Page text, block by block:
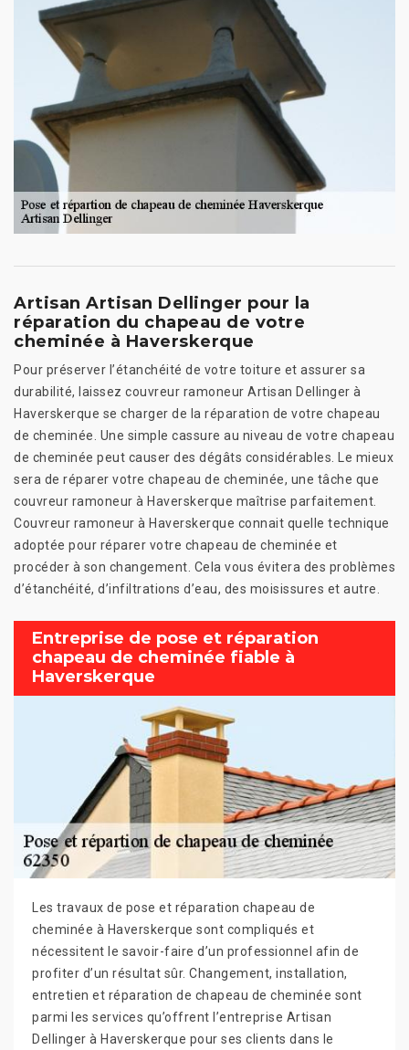
Artisan Artisan Dellinger pour la
réparation du chapeau de votre
cheminée à Haverskerque
Pour préserver l’étanchéité de votre toiture et assurer sa
durabilité, laissez couvreur ramoneur Artisan Dellinger à
Haverskerque se charger de la réparation de votre chapeau
de cheminée. Une simple cassure au niveau de votre chapeau
de cheminée peut causer des dégâts considérables. Le mieux
sera de réparer votre chapeau de cheminée, une tâche que
couvreur ramoneur à Haverskerque maîtrise parfaitement.
Couvreur ramoneur à Haverskerque connait quelle technique
adoptée pour réparer votre chapeau de cheminée et
procéder à son changement. Cela vous évitera des problèmes
d’étanchéité, d’infiltrations d’eau, des moisissures et autre.
Entreprise de pose et réparation
chapeau de cheminée fiable à
Haverskerque
Les travaux de pose et réparation chapeau de
cheminée à Haverskerque sont compliqués et
nécessitent le savoir-faire d’un professionnel afin de
profiter d’un résultat sûr. Changement, installation,
entretien et réparation de chapeau de cheminée sont
parmi les services qu’offrent l’entreprise Artisan
Dellinger à Haverskerque pour ses clients dans le